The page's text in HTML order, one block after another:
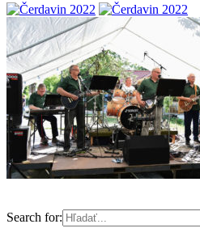
Search for: